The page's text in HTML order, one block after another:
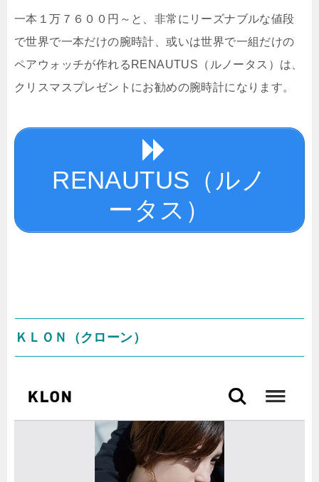
一本１万７６００円～と、非常にリーズナブルな値段
で世界で一本だけの腕時計、或いは世界で一組だけの
ペアウォッチが作れるRENAUTUS（ルノータス）は、
クリスマスプレゼントにお勧めの腕時計になります。
RENAUTUS（ルノ
ータス）
ＫＬＯＮ（クローン）